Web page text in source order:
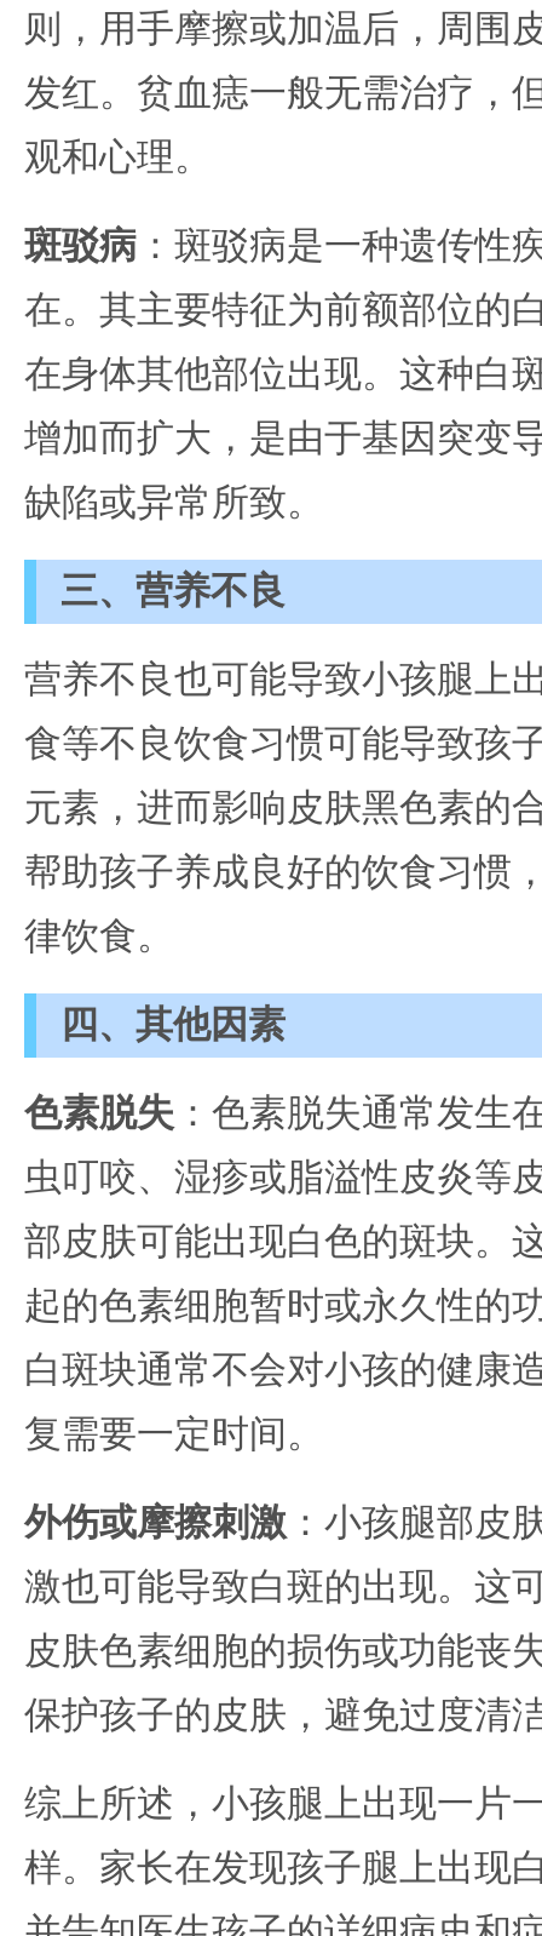
则，用手摩擦或加温后，周围
发红。贫血痣一般无需治疗，
观和心理。
斑驳病 ：斑驳病是一种遗传性
在。其主要特征为前额部位的
在身体其他部位出现。这种白
增加而扩大，是由于基因突变
缺陷或异常所致。
三、营养不良
营养不良也可能导致小孩腿上
食等不良饮食习惯可能导致孩
元素，进而影响皮肤黑色素的
帮助孩子养成良好的饮食习惯
律饮食。
四、其他因素
色素脱失 ：色素脱失通常发生
虫叮咬、湿疹或脂溢性皮炎等
部皮肤可能出现白色的斑块。
起的色素细胞暂时或永久性的
白斑块通常不会对小孩的健康
复需要一定时间。
外伤或摩擦刺激 ：小孩腿部皮
激也可能导致白斑的出现。这
皮肤色素细胞的损伤或功能丧
保护孩子的皮肤，避免过度清
综上所述，小孩腿上出现一片
样。家长在发现孩子腿上出现